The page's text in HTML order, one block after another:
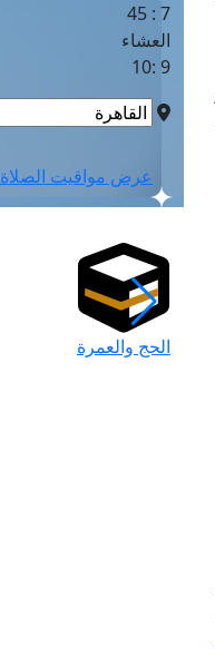
7 : 45
العشاء
9 :10
عرض مواقيت الصلاة
الحج والعمرة